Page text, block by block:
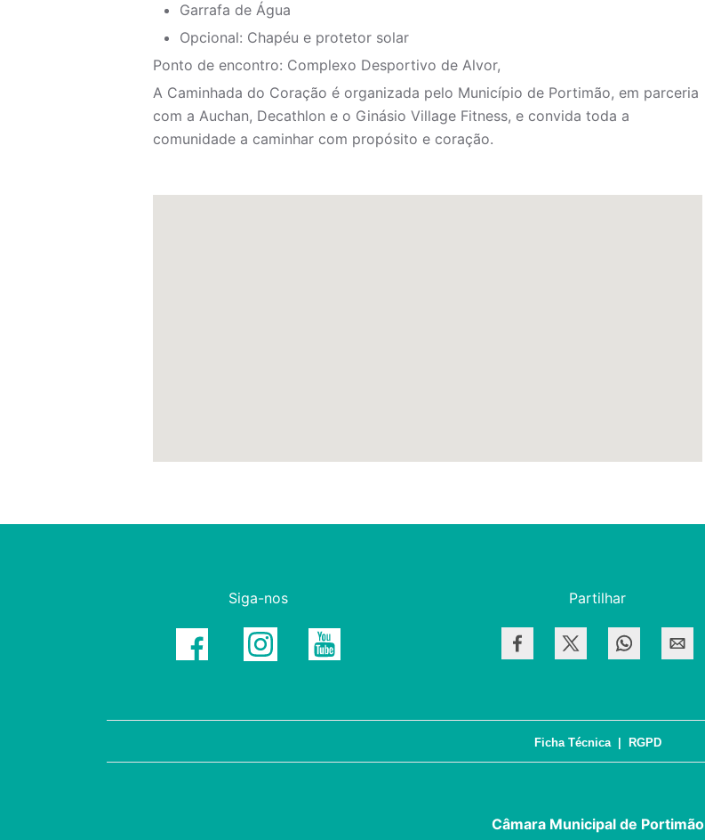
Garrafa de Água
Opcional: Chapéu e protetor solar
Ponto de encontro: Complexo Desportivo de Alvor,
A Caminhada do Coração é organizada pelo Município de Portimão, em parceria
com a Auchan, Decathlon e o Ginásio Village Fitness, e convida toda a
comunidade a caminhar com propósito e coração.
Siga-nos Partilhar
Ficha Técnica| RGPD
Câmara Municipal de Portimão